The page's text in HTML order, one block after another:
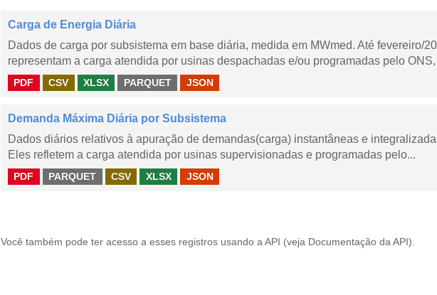
Carga de Energia Diária
Dados de carga por subsistema em base diária, medida em MWmed. Até fevereiro/
representam a carga atendida por usinas despachadas e/ou programadas pelo ONS,
PDF CSV XLSX PARQUET JSON
Demanda Máxima Diária por Subsistema
Dados diários relativos à apuração de demandas(carga) instantâneas e
Eles refletem a carga atendida por usinas supervisionadas e programadas pelo...
PDF PARQUET CSV XLSX JSON
Você também pode ter acesso a esses registros usando a API (veja Documentação da API ).